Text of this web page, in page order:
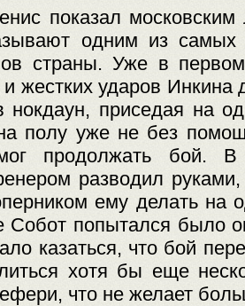
показал
одним из самых
страны. Уже в
и жестких ударов Инкина
нокдаун, приседая на
полу уже не без
продолжать бой.
разводил
ему делать на
Собот попытался было
казаться, что бой
хотя бы еще
что не желает